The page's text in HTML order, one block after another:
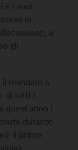
e i suoi
in
a
gli
mandato a
di tutti i
quest'anno i
durante
il primo